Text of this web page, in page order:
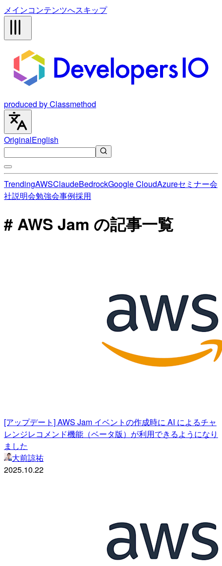
メインコンテンツへスキップ
produced by Classmethod
OriginalEnglish
TrendingAWSClaudeBedrockGoogle CloudAzureセミナー会
社説明会勉強会事例採用
# AWS Jam の記事一覧
[アップデート] AWS Jam イベントの作成時に AI によるチャ
レンジレコメンド機能（ベータ版）が利用できるようになり
ました
大前諒祐
2025.10.22